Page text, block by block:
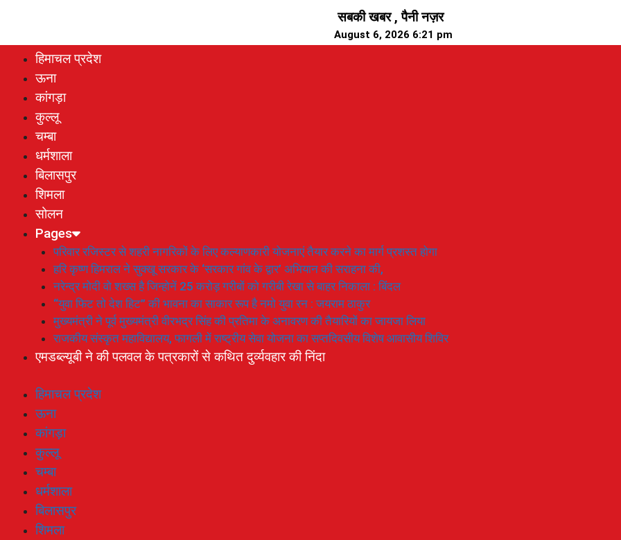
सबकी खबर , पैनी नज़र
August 6, 2026 6:21 pm
हिमाचल प्रदेश
ऊना
कांगड़ा
कुल्लू
चम्बा
धर्मशाला
बिलासपुर
शिमला
सोलन
Pages
परिवार रजिस्टर से शहरी नागरिकों के लिए कल्याणकारी योजनाएं तैयार करने का मार्ग प्रशस्त होगा
हरि कृष्ण हिमराल ने सुक्खू सरकार के ‘सरकार गांव के द्वार’ अभियान की सराहना की,
नरेन्द्र मोदी वो शख्स है जिन्होनें 25 करोड़ गरीबों को गरीबी रेखा से बाहर निकाला : बिंदल
“युवा फिट तो देश हिट” की भावना का साकार रूप है नमो युवा रन : जयराम ठाकुर
मुख्यमंत्री ने पूर्व मुख्यमंत्री वीरभद्र सिंह की प्रतिमा के अनावरण की तैयारियों का जायजा लिया
राजकीय संस्कृत महाविद्यालय, फागली में राष्ट्रीय सेवा योजना का सप्तदिवसीय विशेष आवासीय शिविर
एमडब्ल्यूबी ने की पलवल के पत्रकारों से कथित दुर्व्यवहार की निंदा
हिमाचल प्रदेश
ऊना
कांगड़ा
कुल्लू
चम्बा
धर्मशाला
बिलासपुर
शिमला